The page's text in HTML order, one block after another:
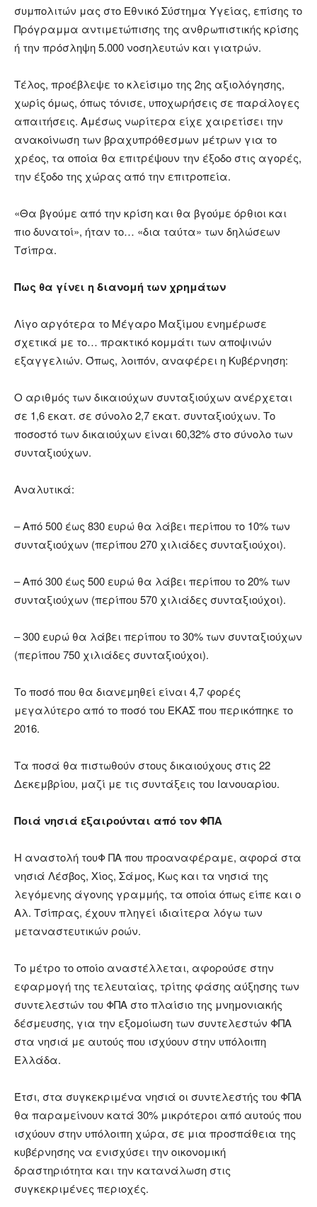
συμπολιτών μας στο Εθνικό Σύστημα Υγείας, επίσης το
Πρόγραμμα αντιμετώπισης της ανθρωπιστικής κρίσης
ή την πρόσληψη 5.000 νοσηλευτών και γιατρών.
Τέλος, προέβλεψε το κλείσιμο της 2ης αξιολόγησης,
χωρίς όμως, όπως τόνισε, υποχωρήσεις σε παράλογες
απαιτήσεις. Αμέσως νωρίτερα είχε χαιρετίσει την
ανακοίνωση των βραχυπρόθεσμων μέτρων για το
χρέος, τα οποία θα επιτρέψουν την έξοδο στις αγορές,
την έξοδο της χώρας από την επιτροπεία.
«Θα βγούμε από την κρίση και θα βγούμε όρθιοι και
πιο δυνατοί», ήταν το… «δια ταύτα» των δηλώσεων
Τσίπρα.
Πως θα γίνει η διανομή των χρημάτων
Λίγο αργότερα το Μέγαρο Μαξίμου ενημέρωσε
σχετικά με το… πρακτικό κομμάτι των αποψινών
εξαγγελιών. Όπως, λοιπόν, αναφέρει η Κυβέρνηση:
Ο αριθμός των δικαιούχων συνταξιούχων ανέρχεται
σε 1,6 εκατ. σε σύνολο 2,7 εκατ. συνταξιούχων. Το
ποσοστό των δικαιούχων είναι 60,32% στο σύνολο των
συνταξιούχων.
Αναλυτικά:
– Από 500 έως 830 ευρώ θα λάβει περίπου το 10% των
συνταξιούχων (περίπου 270 χιλιάδες συνταξιούχοι).
– Από 300 έως 500 ευρώ θα λάβει περίπου το 20% των
συνταξιούχων (περίπου 570 χιλιάδες συνταξιούχοι).
– 300 ευρώ θα λάβει περίπου το 30% των συνταξιούχων
(περίπου 750 χιλιάδες συνταξιούχοι).
Το ποσό που θα διανεμηθεί είναι 4,7 φορές
μεγαλύτερο από το ποσό του ΕΚΑΣ που περικόπηκε το
2016.
Τα ποσά θα πιστωθούν στους δικαιούχους στις 22
Δεκεμβρίου, μαζί με τις συντάξεις του Ιανουαρίου.
Ποιά νησιά εξαιρούνται από τον ΦΠΑ
Η αναστολή τουΦ ΠΑ που προαναφέραμε, αφορά στα
νησιά Λέσβος, Χίος, Σάμος, Κως και τα νησιά της
λεγόμενης άγονης γραμμής, τα οποία όπως είπε και ο
Αλ. Τσίπρας, έχουν πληγεί ιδιαίτερα λόγω των
μεταναστευτικών ροών.
Το μέτρο το οποίο αναστέλλεται, αφορούσε στην
εφαρμογή της τελευταίας, τρίτης φάσης αύξησης των
συντελεστών του ΦΠΑ στο πλαίσιο της μνημονιακής
δέσμευσης, για την εξομοίωση των συντελεστών ΦΠΑ
στα νησιά με αυτούς που ισχύουν στην υπόλοιπη
Ελλάδα.
Έτσι, στα συγκεκριμένα νησιά οι συντελεστής του ΦΠΑ
θα παραμείνουν κατά 30% μικρότεροι από αυτούς που
ισχύουν στην υπόλοιπη χώρα, σε μια προσπάθεια της
κυβέρνησης να ενισχύσει την οικονομική
δραστηριότητα και την κατανάλωση στις
συγκεκριμένες περιοχές.